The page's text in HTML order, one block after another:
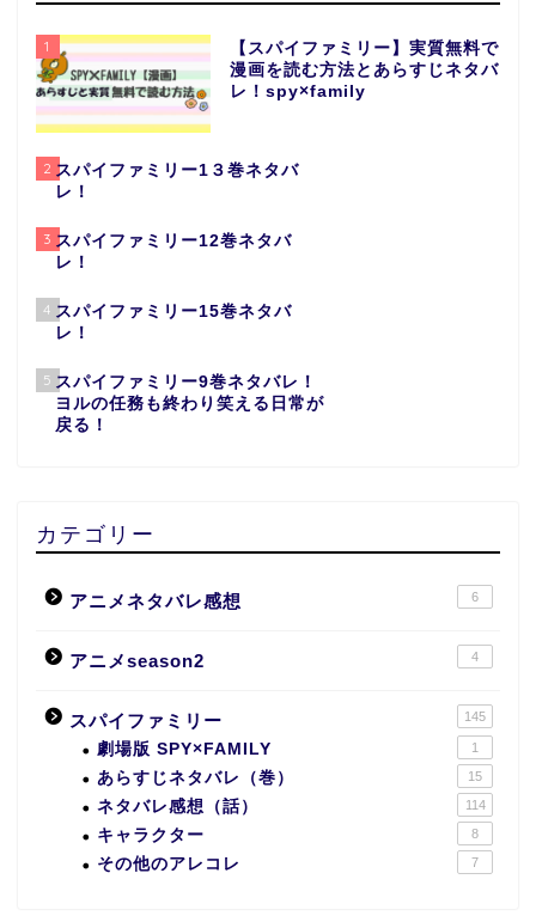
1
【スパイファミリー】実質無料で
漫画を読む方法とあらすじネタバ
レ！spy×family
2 スパイファミリー1３巻ネタバ
レ！
3 スパイファミリー12巻ネタバ
レ！
4 スパイファミリー15巻ネタバ
レ！
5 スパイファミリー9巻ネタバレ！
ヨルの任務も終わり笑える日常が
戻る！
カテゴリー
アニメネタバレ感想 6
アニメseason2 4
スパイファミリー 145
劇場版 SPY×FAMILY 1
あらすじネタバレ（巻） 15
ネタバレ感想（話） 114
キャラクター 8
その他のアレコレ 7